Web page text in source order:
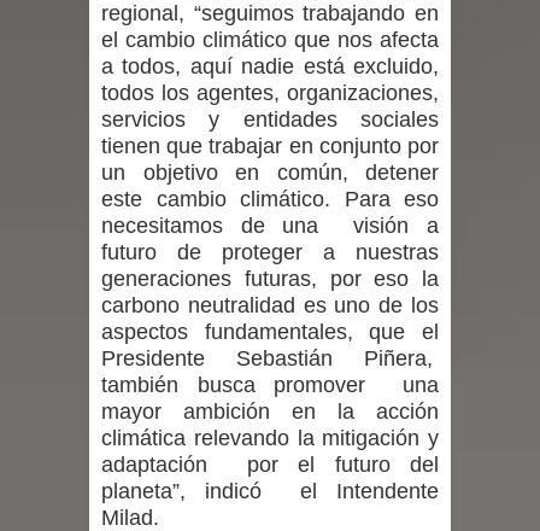
Se activa Código Azul en Talca ante
las bajas temperaturas
GORE Maule figura tercero a nivel
nacional en gasto por viajes y
traslados con $133 millones
Dos internos intentaron escapar por
un forado desde la cárcel de Talca
Temporal obliga a cerrar
anticipadamente la Fiesta del
Chancho en Talca tras caída de
regional, “seguimos trabajando en
el cambio climático que nos afecta
a todos, aquí nadie está excluido,
todos los agentes, organizaciones,
servicios y entidades sociales
tienen que trabajar en conjunto por
un objetivo en común, detener
este cambio climático. Para eso
necesitamos de una visión a
futuro de proteger a nuestras
generaciones futuras, por eso la
carbono neutralidad es uno de los
aspectos fundamentales, que el
Presidente Sebastián Piñera,
también busca promover una
mayor ambición en la acción
climática relevando la mitigación y
adaptación por el futuro del
planeta”, indicó el Intendente
Milad.